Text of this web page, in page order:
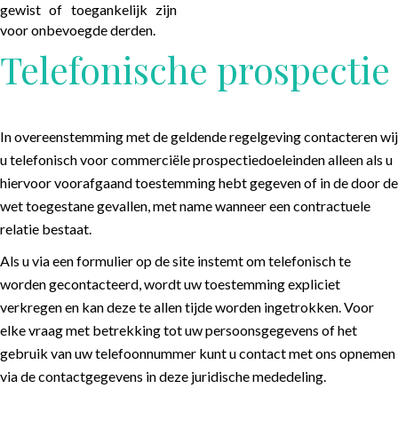
gewist of toegankelijk zijn
voor onbevoegde derden.
Telefonische prospectie
In overeenstemming met de geldende regelgeving contacteren wij
u telefonisch voor commerciële prospectiedoeleinden alleen als u
hiervoor voorafgaand toestemming hebt gegeven of in de door de
wet toegestane gevallen, met name wanneer een contractuele
relatie bestaat.
Als u via een formulier op de site instemt om telefonisch te
worden gecontacteerd, wordt uw toestemming expliciet
verkregen en kan deze te allen tijde worden ingetrokken. Voor
elke vraag met betrekking tot uw persoonsgegevens of het
gebruik van uw telefoonnummer kunt u contact met ons opnemen
via de contactgegevens in deze juridische mededeling.